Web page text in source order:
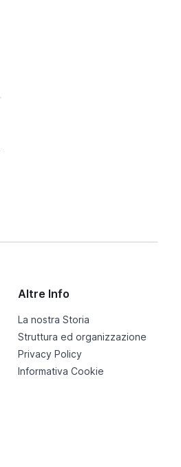
Altre Info
La nostra Storia
Struttura ed organizzazione
Privacy Policy
Informativa Cookie